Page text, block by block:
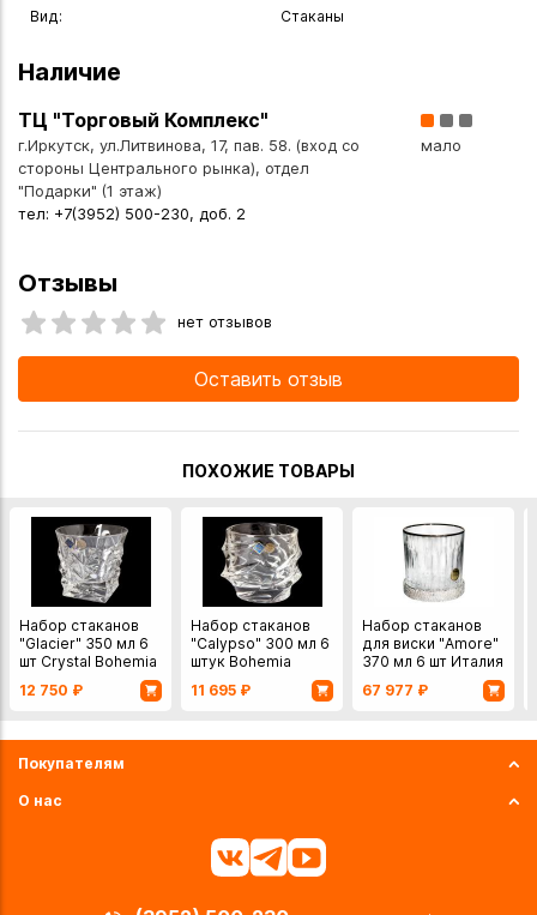
Вид: Стаканы
Наличие
ТЦ "Торговый Комплекс"
г.Иркутск, ул.Литвинова, 17, пав. 58. (вход со
стороны Центрального рынка), отдел
"Подарки" (1 этаж)
тел: +7(3952) 500-230, доб. 2
мало
Отзывы
нет отзывов
Оставить отзыв
ПОХОЖИЕ ТОВАРЫ
Набор стаканов
"Glacier" 350 мл 6
шт Crystal Bohemia
12 750 ₽
Набор стаканов
"Calypso" 300 мл 6
штук Bohemia
хрусталь
11 695 ₽
Набор стаканов
для виски "Amore"
370 мл 6 шт Италия
Same Decorazione
хрусталь
67 977 ₽
Покупателям
О нас